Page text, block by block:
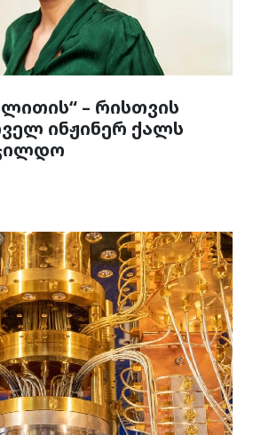
– რისთვის
ინჟინერ ქალს